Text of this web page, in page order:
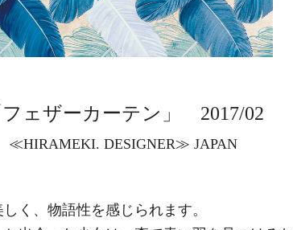
フェザーカーテン」 2017/02
≪HIRAMEKI. DESIGNER≫ JAPAN
く、物語性を感じられます。